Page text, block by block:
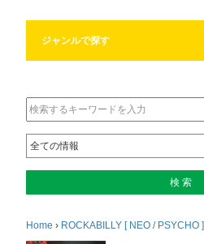
Home › ROCKABILLY [ NEO / PSYCHO ]